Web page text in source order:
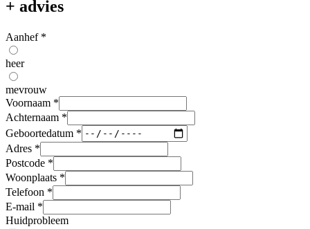
+ advies
Aanhef *
heer
mevrouw
Voornaam *
Achternaam *
Geboortedatum *
Adres *
Postcode *
Woonplaats *
Telefoon *
E-mail *
Huidprobleem